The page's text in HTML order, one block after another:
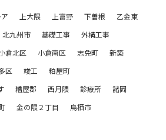
上大隈 上富野 下曽根
乙金東
北九州市 基礎工事
外構工事
倉北区 小倉南区 志免町
新築
区 竣工
粕屋町
糟屋郡 西月隈 診療所
諸岡
金の隈２丁目 鳥栖市